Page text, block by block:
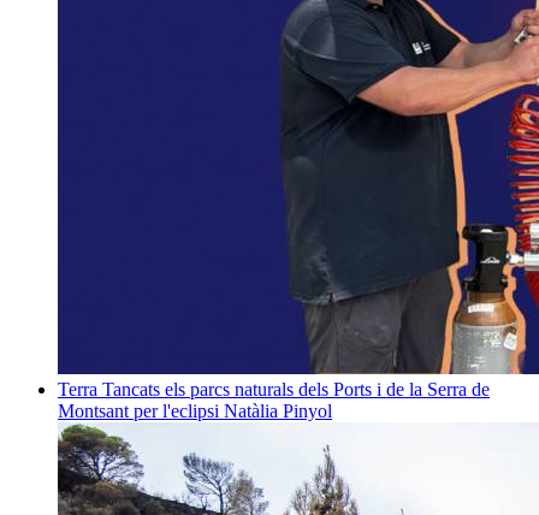
Terra Tancats els parcs naturals dels Ports i de la Serra de
Montsant per l'eclipsi Natàlia Pinyol